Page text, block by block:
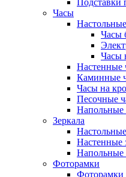
Подставки
Часы
Часы
Часы
Настенные
Каминные
Часы на
Песочные
Напольные
Зеркала
Настенные
Напольные
Фоторамки
Фоторамки